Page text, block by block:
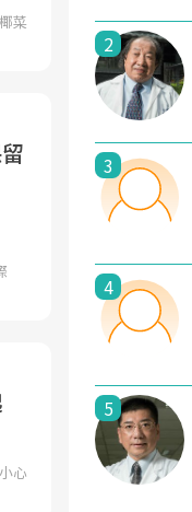
菜
心
2
3
4
5